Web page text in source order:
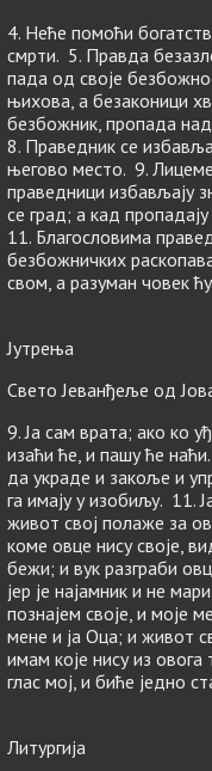
4. Неће помоћи
смрти. 5. Правда
пада од своје
њихова, а безаконици
безбожник, пропада
8. Праведник се
његово место. 9.
праведници избављају
се град; а кад
11. Благословима
безбожничких
свом, а разуман човек
Јутрења
Свето Јеванђеље од
9. Ја сам врата; ако ко
изаћи ће, и пашу ће
да украде и закоље и
га имају у изобиљу. 11.
живот свој полаже за
коме овце нису своје,
бежи; и вук разграби
јер је најамник и не
познајем своје, и моје
мене и ја Оца; и живот
имам које нису из
глас мој, и биће једно
Литургија